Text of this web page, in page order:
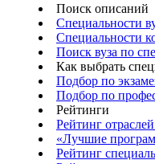
Поиск описаний
Специальности
Специальности
Поиск вуза по
Как выбрать
Подбор по
Подбор по
Рейтинги
Рейтинг
«Лучшие
Рейтинг